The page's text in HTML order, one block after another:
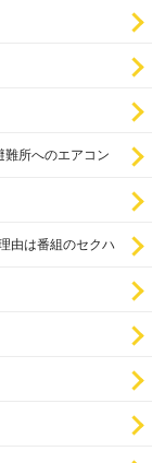
所へのエアコン
由は番組のセクハ